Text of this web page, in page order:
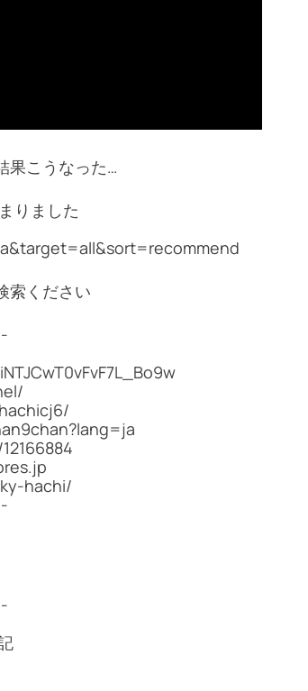
果こうなった…
りました
索ください
hachi/